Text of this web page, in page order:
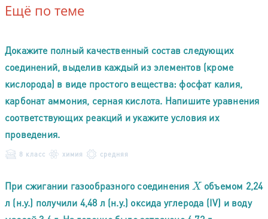
Ещё по теме
Докажите полный качественный состав следующих
соединений, выделив каждый из элементов (кроме
кислорода) в виде простого вещества: фосфат калия,
карбонат аммония, серная кислота. Напишите уравнения
соответствующих реакций и укажите условия их
проведения.
8 класс химия средняя
При сжигании газообразного соединения X объемом 2,24
л (н.у.) получили 4,48 л (н.у.) оксида углерода (IV) и воду